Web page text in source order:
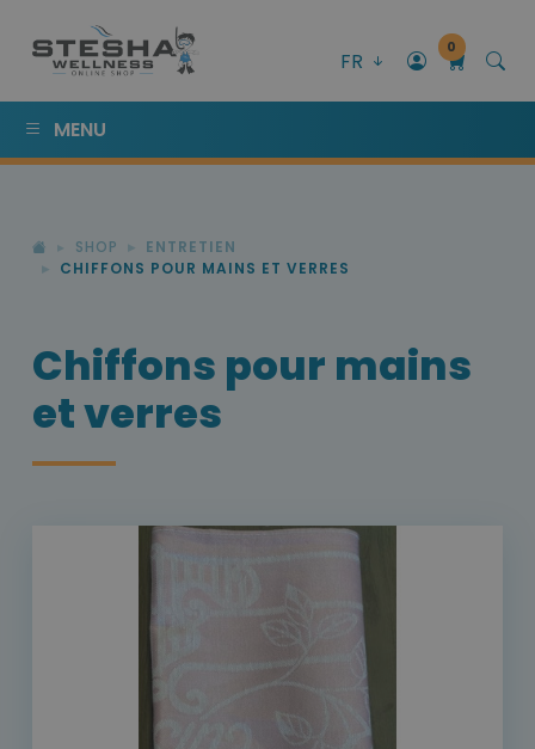
FR
0
MENU
SHOP
ENTRETIEN
CHIFFONS POUR MAINS ET VERRES
Chiffons pour mains
et verres